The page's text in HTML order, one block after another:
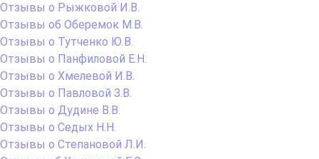
Отзывы о Рыжковой И.В.
Отзывы об Оберемок М.В.
Отзывы о Тутченко Ю.В.
Отзывы о Панфиловой Е.Н.
Отзывы о Хмелевой И.В.
Отзывы о Павловой З.В.
Отзывы о Дудине В.В.
Отзывы о Седых Н.Н.
Отзывы о Степановой Л.И.